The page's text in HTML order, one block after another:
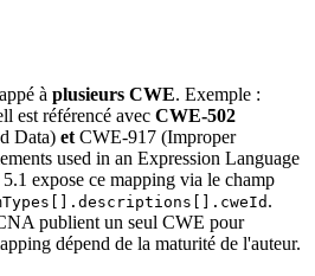
à plusieurs CWE. Exemple :
est référencé avec CWE-502
Data) et CWE-917 (Improper
used in an Expression Language
expose ce mapping via le champ
.
publient un seul CWE pour
dépend de la maturité de l'auteur.